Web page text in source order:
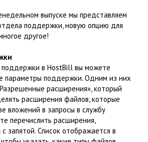
выпуске мы представляем
поддержки, новую опцию для
другое!
в HostBill вы можете
параметры поддержки. Одним из них
расширения», который
расширения файлов, которые
вложений в запросы в службу
перечислить расширения,
запятой. Список отображается в